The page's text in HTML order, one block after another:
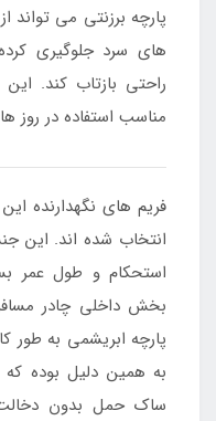
پارچه برزنتی می تواند
های سرد جلوگیری
راحتی بازتاب کند.
مناسب استفاده در روز
فریم های نگهدارنده
انتخاب شده اند. این
استحکام و طول عمر
بخش داخلی چادر
پارچه ابریشمی به طور
به همین دلیل بوده
ساک حمل بدون